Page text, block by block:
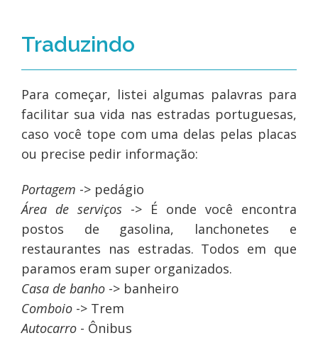
Traduzindo
Para começar, listei algumas palavras para
facilitar sua vida nas estradas portuguesas,
caso você tope com uma delas pelas placas
ou precise pedir informação:
Portagem -> pedágio
Área de serviços-> É onde você encontra
postos de gasolina, lanchonetes e
restaurantes nas estradas. Todos em que
paramos eram super organizados.
Casa de banho-> banheiro
Comboio-> Trem
Autocarro- Ônibus